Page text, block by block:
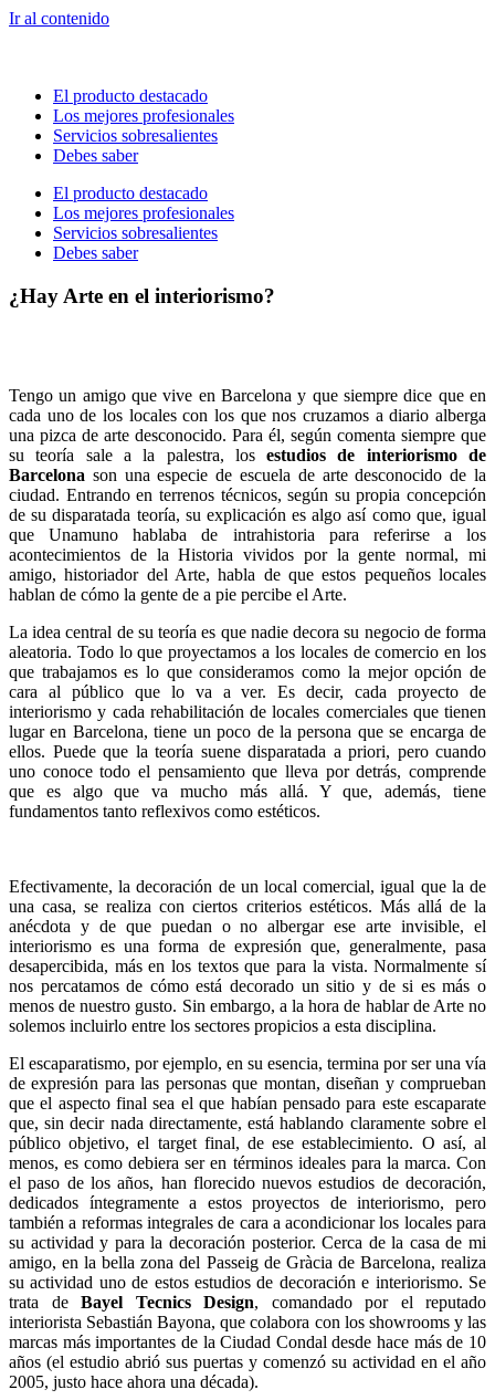
Ir al contenido
El producto destacado
Los mejores profesionales
Servicios sobresalientes
Debes saber
El producto destacado
Los mejores profesionales
Servicios sobresalientes
Debes saber
¿Hay Arte en el interiorismo?
Tengo un amigo que vive en Barcelona y que siempre dice que en
cada uno de los locales con los que nos cruzamos a diario alberga
una pizca de arte desconocido. Para él, según comenta siempre que
su teoría sale a la palestra, losestudios de interiorismo de
Barcelona son una especie de escuela de arte desconocido de la
ciudad. Entrando en terrenos técnicos, según su propia concepción
de su disparatada teoría, su explicación es algo así como que, igual
que Unamuno hablaba de intrahistoria para referirse a los
acontecimientos de la Historia vividos por la gente normal, mi
amigo, historiador del Arte, habla de que estos pequeños locales
hablan de cómo la gente de a pie percibe el Arte.
La idea central de su teoría es que nadie decora su negocio de forma
aleatoria. Todo lo que proyectamos a los locales de comercio en los
que trabajamos es lo que consideramos como la mejor opción de
cara al público que lo va a ver. Es decir, cada proyecto de
interiorismo y cada rehabilitación de locales comerciales que tienen
lugar en Barcelona, tiene un poco de la persona que se encarga de
ellos. Puede que la teoría suene disparatada a priori, pero cuando
uno conoce todo el pensamiento que lleva por detrás, comprende
que es algo que va mucho más allá. Y que, además, tiene
fundamentos tanto reflexivos como estéticos.
Efectivamente, la decoración de un local comercial, igual que la de
una casa, se realiza con ciertos criterios estéticos. Más allá de la
anécdota y de que puedan o no albergar ese arte invisible, el
interiorismo es una forma de expresión que, generalmente, pasa
desapercibida, más en los textos que para la vista. Normalmente sí
nos percatamos de cómo está decorado un sitio y de si es más o
menos de nuestro gusto. Sin embargo, a la hora de hablar de Arte no
solemos incluirlo entre los sectores propicios a esta disciplina.
El escaparatismo, por ejemplo, en su esencia, termina por ser una vía
de expresión para las personas que montan, diseñan y comprueban
que el aspecto final sea el que habían pensado para este escaparate
que, sin decir nada directamente, está hablando claramente sobre el
público objetivo, el target final, de ese establecimiento. O así, al
menos, es como debiera ser en términos ideales para la marca. Con
el paso de los años, han florecido nuevos estudios de decoración,
dedicados íntegramente a estos proyectos de interiorismo, pero
también a reformas integrales de cara a acondicionar los locales para
su actividad y para la decoración posterior. Cerca de la casa de mi
amigo, en la bella zona del Passeig de Gràcia de Barcelona, realiza
su actividad uno de estos estudios de decoración e interiorismo. Se
trata de Bayel Tecnics Design, comandado por el reputado
interiorista Sebastián Bayona, que colabora con los showrooms y las
marcas más importantes de la Ciudad Condal desde hace más de 10
años (el estudio abrió sus puertas y comenzó su actividad en el año
2005, justo hace ahora una década).